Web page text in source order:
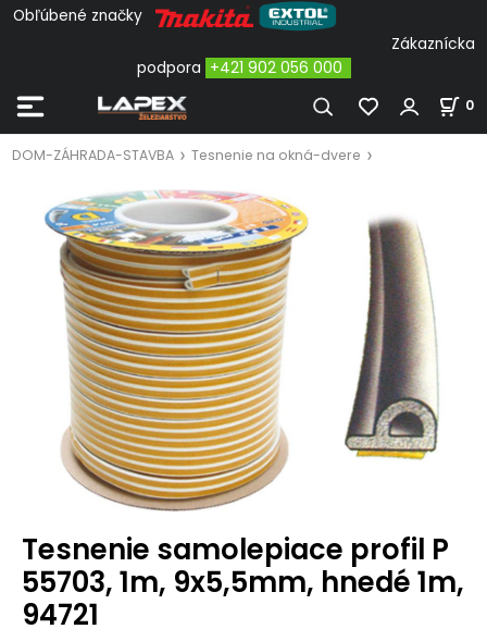
Obľúbené značky
Zákaznícka
podpora +421 902 056 000
0
DOM-ZÁHRADA-STAVBA Tesnenie na okná-dvere
Tesnenie samolepiace profil P
55703, 1m, 9x5,5mm, hnedé 1m,
94721